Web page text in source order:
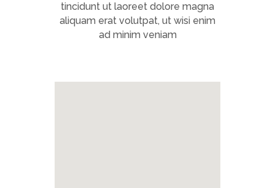
tincidunt ut laoreet dolore magna
aliquam erat volutpat, ut wisi enim
ad minim veniam